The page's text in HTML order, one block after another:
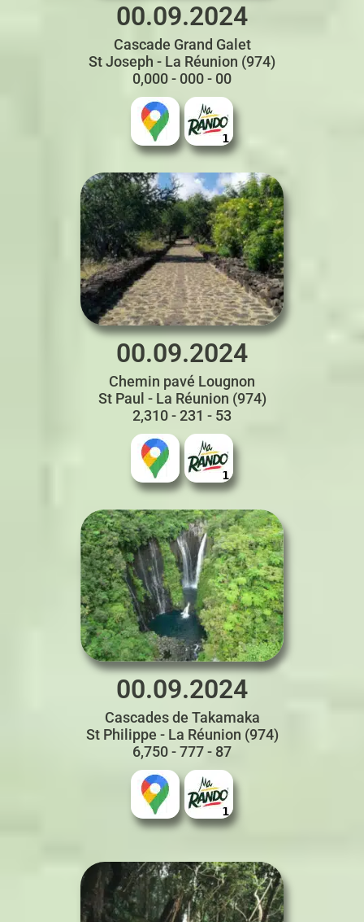
00.09.2024
Cascade Grand Galet
St Joseph - La Réunion (974)
0,000 - 000 - 00
00.09.2024
Chemin pavé Lougnon
St Paul - La Réunion (974)
2,310 - 231 - 53
00.09.2024
Cascades de Takamaka
St Philippe - La Réunion (974)
6,750 - 777 - 87